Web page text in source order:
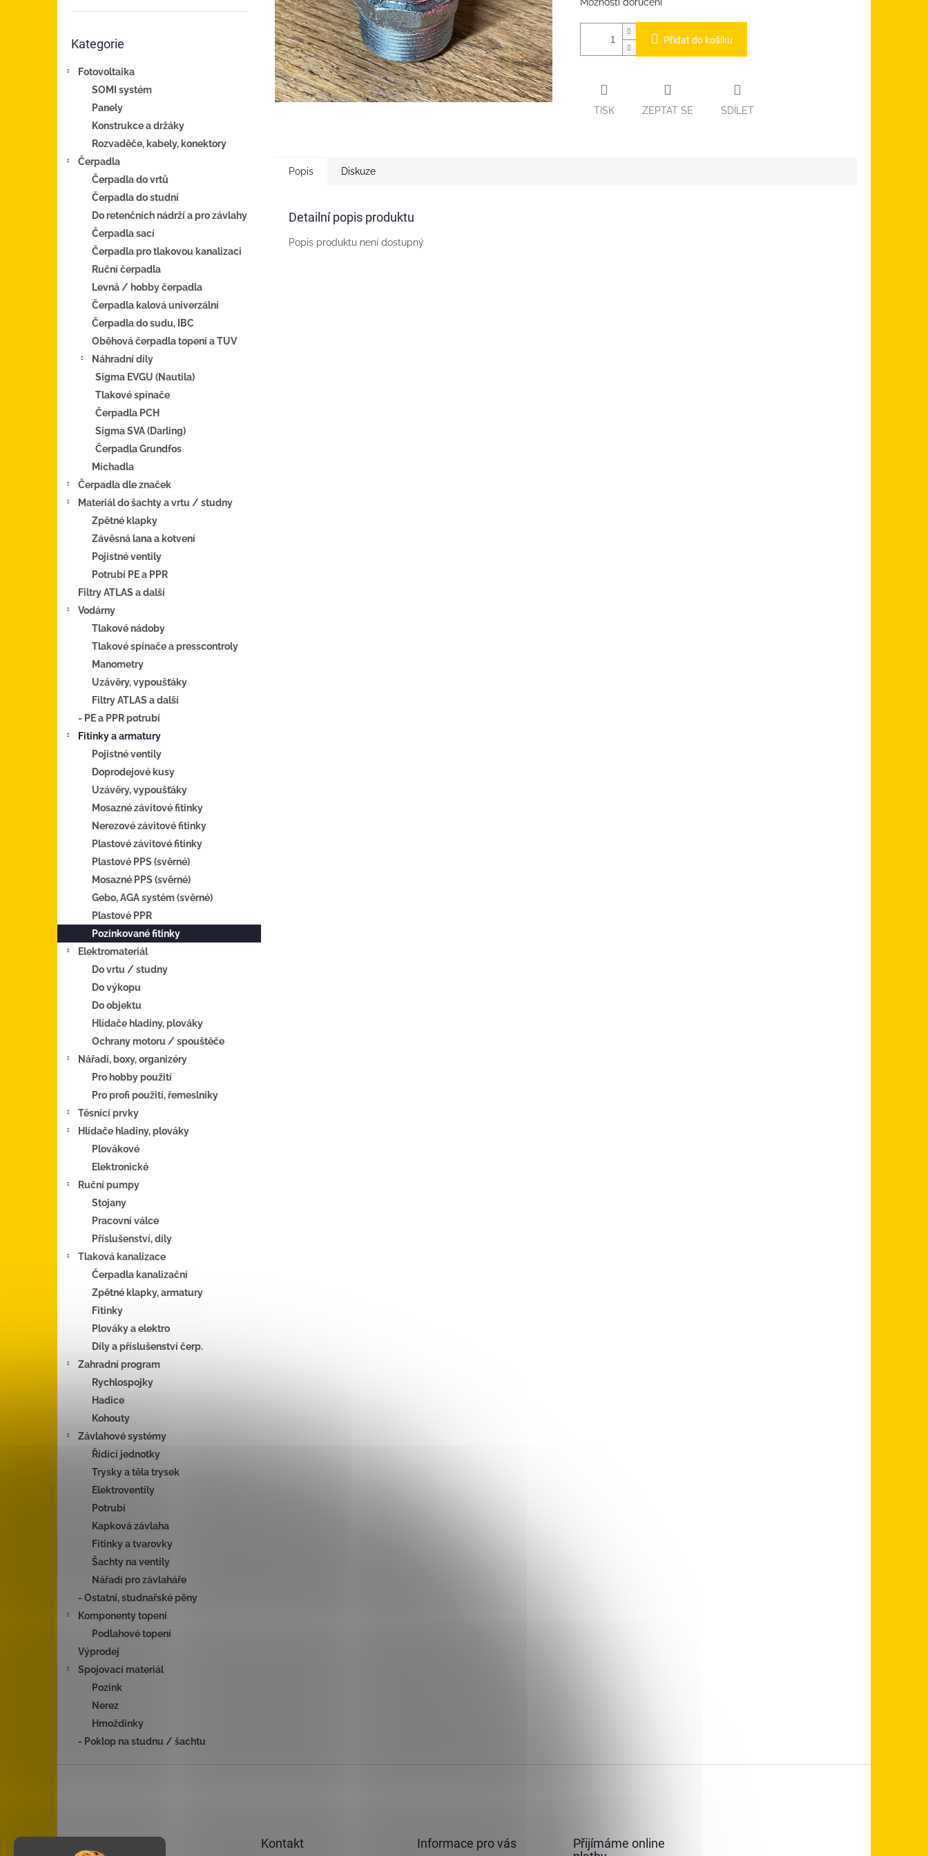
kategorie
Kategorie
Fotovoltaika
SOMI systém
Panely
Konstrukce a držáky
Rozvaděče, kabely, konektory
Čerpadla
Čerpadla do vrtů
Čerpadla do studní
Do retenčních nádrží a pro závlahy
Čerpadla sací
Čerpadla pro tlakovou kanalizaci
Ruční čerpadla
Levná / hobby čerpadla
Čerpadla kalová univerzální
Čerpadla do sudu, IBC
Oběhová čerpadla topení a TUV
Náhradní díly
Sigma EVGU (Nautila)
Tlakové spínače
Čerpadla PCH
Sigma SVA (Darling)
Čerpadla Grundfos
Míchadla
Čerpadla dle značek
Materiál do šachty a vrtu / studny
Zpětné klapky
Závěsná lana a kotvení
Pojistné ventily
Potrubí PE a PPR
Filtry ATLAS a další
Vodárny
Tlakové nádoby
Tlakové spínače a presscontroly
Manometry
Uzávěry, vypoušťáky
Filtry ATLAS a další
- PE a PPR potrubí
Fitinky a armatury
Pojistné ventily
Doprodejové kusy
Uzávěry, vypoušťáky
Mosazné závitové fitinky
Nerezové závitové fitinky
Plastové závitové fitinky
Plastové PPS (svěrné)
Mosazné PPS (svěrné)
Gebo, AGA systém (svěrné)
Plastové PPR
Pozinkované fitinky
Elektromateriál
Do vrtu / studny
Do výkopu
Do objektu
Hlídače hladiny, plováky
Ochrany motoru / spouštěče
Nářadí, boxy, organizéry
Pro hobby použití
Pro profi použití, řemeslníky
Těsnící prvky
Hlídače hladiny, plováky
Plovákové
Elektronické
Ruční pumpy
Stojany
Pracovní válce
Příslušenství, díly
Tlaková kanalizace
Čerpadla kanalizační
Zpětné klapky, armatury
Fitinky
Plováky a elektro
Díly a příslušenství čerp.
Zahradní program
Rychlospojky
Hadice
Kohouty
Závlahové systémy
Řídící jednotky
Trysky a těla trysek
Elektroventily
Potrubí
Kapková závlaha
Fitinky a tvarovky
Šachty na ventily
Nářadí pro závlaháře
- Ostatní, studnařské pěny
Komponenty topení
Podlahové topení
Výprodej
Spojovací materiál
Pozink
Nerez
Hmoždinky
- Poklop na studnu / šachtu
Možnosti doručení
Přidat do košíku
TISK ZEPTAT SE SDÍLET
Popis Diskuze
Detailní popis produktu
Popis produktu není dostupný
Kontakt Informace pro vás
Přijímáme online